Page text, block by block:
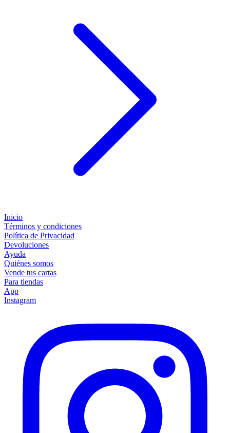
Inicio
Términos y condiciones
Política de Privacidad
Devoluciones
Ayuda
Quiénes somos
Vende tus cartas
Para tiendas
App
Instagram